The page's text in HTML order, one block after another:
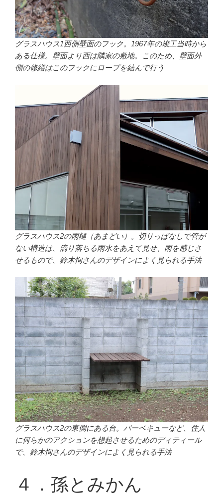
グラスハウス1西側壁面のフック。1967年の竣工当時から
ある仕様。壁面より西は隣家の敷地。このため、壁面外
側の修繕はこのフックにロープを結んで行う
グラスハウス2の雨樋（あまどい）。切りっぱなしで管が
ない構造は、滴り落ちる雨水をあえて見せ、雨を感じさ
せるもので、鈴木恂さんのデザインによく見られる手法
グラスハウス2の東側にある台。バーベキューなど、住人
に何らかのアクションを想起させるためのディティール
で、鈴木恂さんのデザインによく見られる手法
４．孫とみかん